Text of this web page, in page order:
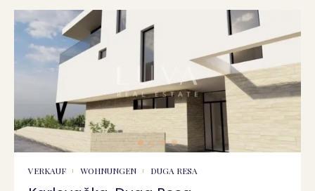
VERKAUF WOHNUNGEN DUGA RESA